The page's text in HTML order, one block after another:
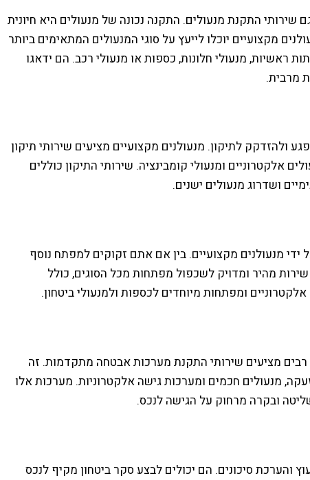
שירותי התקנת מנעולים. התקנה נכונה של מנעולים היא חיונית
מקצועיים יוכלו לייעץ על סוגי המנעולים המתאימים ביותר
ראשיות, מנעולי חלונות, כספות או מנעולי רכב. הם ידאגו
מרבית.
ולהזדקק לתיקון. מנעולנים מקצועיים מציעים שירותי תיקון
אלקטרוניים ומנעולי קומבינציה. שירותי התיקון כוללים
ושדרוג מנעולים ישנים.
מנעולנים מקצועיים. בין אם אתם זקוקים למפתח נוסף
מהיר ומדויק לשכפול מפתחות מכל הסוגים, כולל
ומפתחות מיוחדים לכספות ולמנעולי ביטחון.
רבים מציעים שירותי התקנת מערכות אבטחה מתקדמות. זה
מנעולים חכמים ומערכות גישה אלקטרוניות. מערכות אלו
ובקרה מרחוק על הגישה לנכס.
והערכת סיכונים. הם יכולים לבצע סקר ביטחון מקיף לנכס